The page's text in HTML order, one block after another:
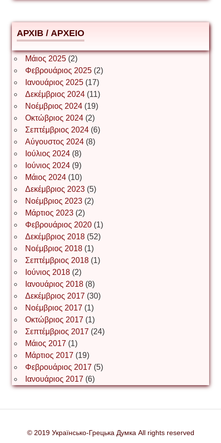
Δημήτριος Ζακοντινός
ΕΥΑΓΓΕΛΟΣ ΜΩΚΟΣ
Ιωάννης Σ. Παπαφλωράτος
ΝΙΚΟΣ ΓΑΤΟΣ
Νίκος Λυγερός
Іван Буртик
Іван Наконечний
Інга Короткевич
Ірина Ключковська
Ірина Наконечна
Ірина Пясецька
АРХІВ / ΑΡΧΕΙΟ
Μάιος 2025(2)
Φεβρουάριος 2025(2)
Ιανουάριος 2025(17)
Δεκέμβριος 2024(11)
Νοέμβριος 2024(19)
Οκτώβριος 2024(2)
Σεπτέμβριος 2024(6)
Αύγουστος 2024(8)
Ιούλιος 2024(8)
Ιούνιος 2024(9)
Μάιος 2024(10)
Δεκέμβριος 2023(5)
Νοέμβριος 2023(2)
Μάρτιος 2023(2)
Φεβρουάριος 2020(1)
Δεκέμβριος 2018(52)
Νοέμβριος 2018(1)
Σεπτέμβριος 2018(1)
Ιούνιος 2018(2)
Ιανουάριος 2018(8)
Δεκέμβριος 2017 (30)
Νοέμβριος 2017 (1)
Οκτώβριος 2017 (1)
Σεπτέμβριος 2017 (24)
Μάιος 2017 (1)
Μάρτιος 2017 (19)
Φεβρουάριος 2017 (5)
Ιανουάριος 2017 (6)
© 2019 Українсько-Грецька Думка All rights reserved